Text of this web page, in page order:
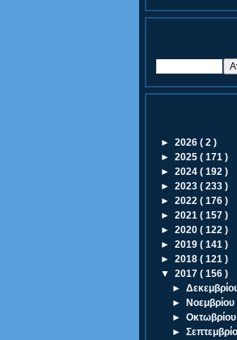
► 2026 ( 2 )
► 2025 ( 171 )
► 2024 ( 192 )
► 2023 ( 233 )
► 2022 ( 176 )
► 2021 ( 157 )
► 2020 ( 122 )
► 2019 ( 141 )
► 2018 ( 121 )
▼ 2017 ( 156 )
►
►
Νοεμβρίου
►
►